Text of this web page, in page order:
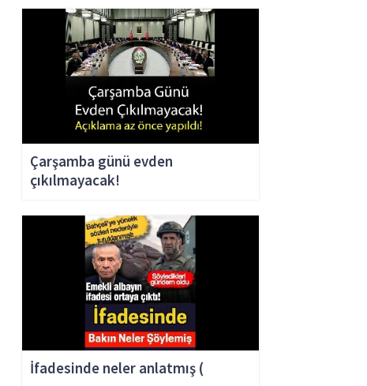
Çarşamba günü evden
çıkılmayacak!
İfadesinde neler anlatmış (